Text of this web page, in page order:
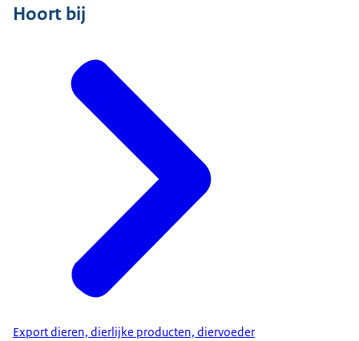
Hoort bij
Export dieren, dierlijke producten, diervoeder